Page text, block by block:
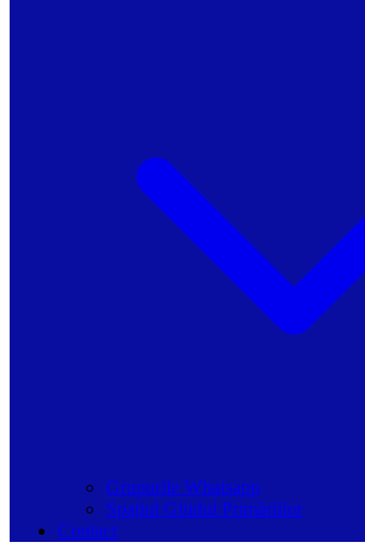
Grupurile Whatsapp
Spațiul Ghidul Primăriilor
Contact